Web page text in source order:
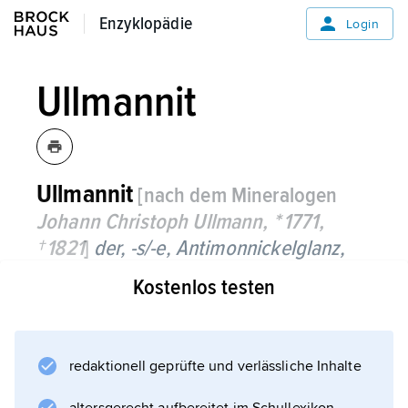
Enzyklopädie
Enzyklopädie Login
Ullmannit
Ullmannit [nach dem Mineralogen
Johann Christoph Ullmann, * 1771,
† 1821] der, -s/-e, Antimonnickelglanz,
silberweißes bis stahlgraues, metallisch
nach
Kostenlos testen
redaktionell geprüfte und verlässliche Inhalte